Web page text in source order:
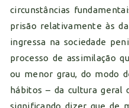
circunstâncias
prisão relativamente às
ingressa na sociedade
processo de assimilação
ou menor grau, do modo
hábitos – da cultura geral
significando dizer que de